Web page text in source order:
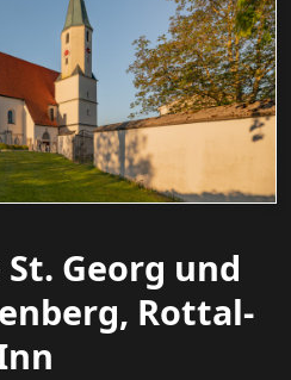
Georg und
Rottal-